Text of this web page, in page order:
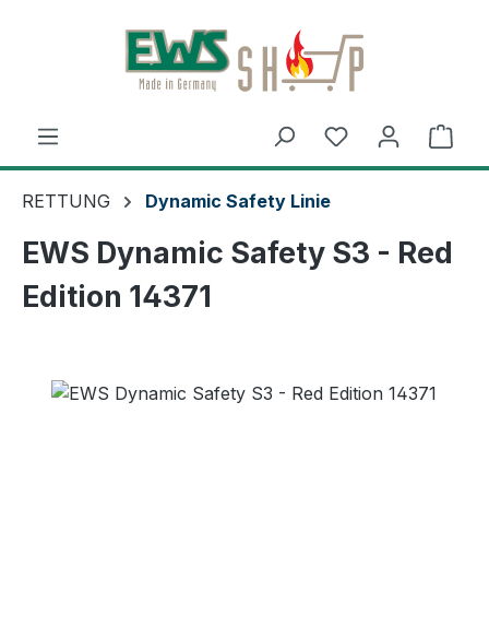
Zum Hauptinhalt springen
RETTUNG Dynamic Safety Linie
EWS Dynamic Safety S3 - Red
Edition 14371